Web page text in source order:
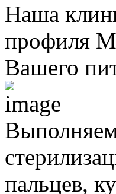
Наша
профиля
Вашего
пальцев,